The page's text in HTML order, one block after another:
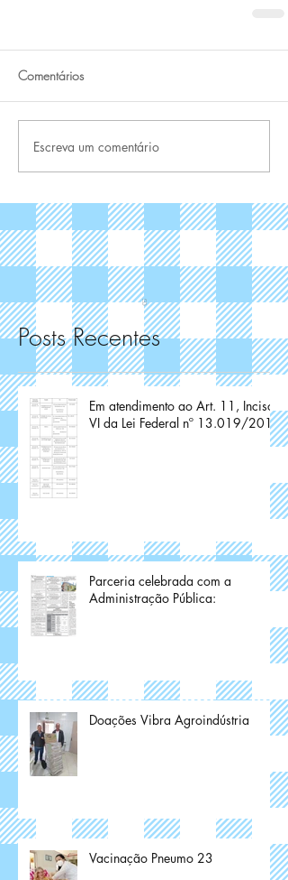
Comentários
Escreva um comentário
Posts Recentes
Em atendimento ao Art. 11, Inciso
VI da Lei Federal nº 13.019/2014
Parceria celebrada com a
Administração Pública:
Doações Vibra Agroindústria
Vacinação Pneumo 23